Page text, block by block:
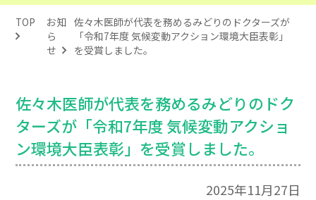
TOP
お知
ら
せ
佐々木医師が代表を務めるみどりのドクターズが
「令和7年度 気候変動アクション環境大臣表彰」
を受賞しました。
佐々木医師が代表を務めるみどりのドク
ターズが「令和7年度 気候変動アクショ
ン環境大臣表彰」を受賞しました。
2025年11月27日